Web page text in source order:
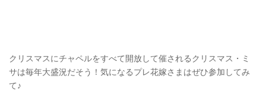
クリスマスにチャペルをすべて開放して催されるクリスマス・ミ
サは毎年大盛況だそう！気になるプレ花嫁さまはぜひ参加してみ
て♪